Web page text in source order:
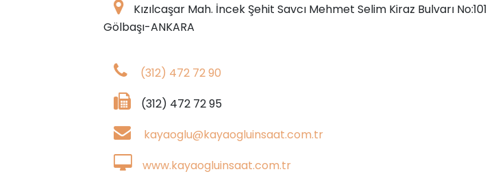
Kızılcaşar Mah. İncek Şehit Savcı Mehmet Selim Kiraz Bulvarı No:101
Gölbaşı-ANKARA
(312) 472 72 90
(312) 472 72 95
kayaoglu@kayaogluinsaat.com.tr
www.kayaogluinsaat.com.tr